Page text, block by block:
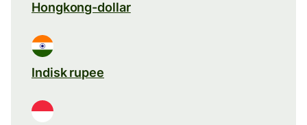
Hongkong-dollar
Indisk rupee